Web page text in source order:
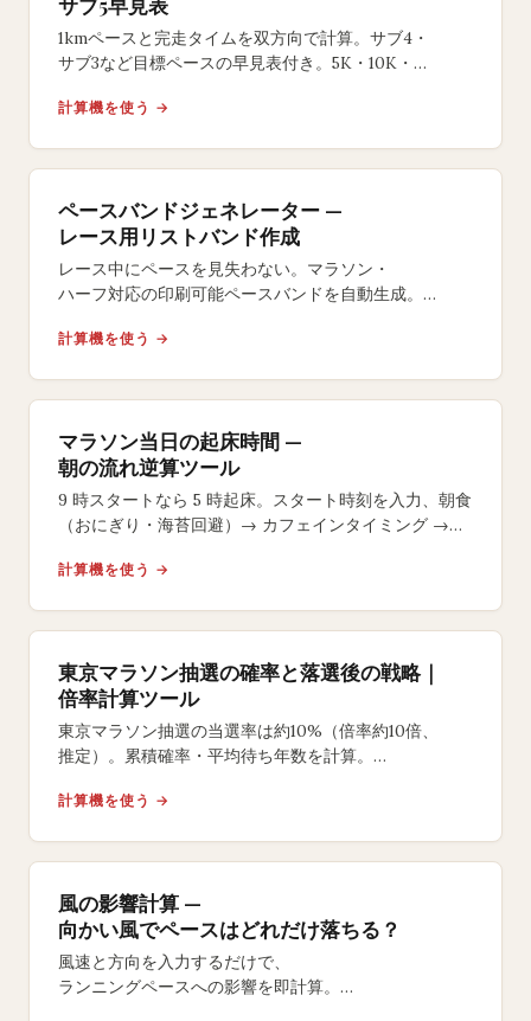
1kmペースと完走タイムを双方向で計算。サブ4・
サブ3など目標ペースの早見表付き。5K・10K・
計算機を使う →
ペースバンドジェネレーター —
レース用リストバンド作成
レース中にペースを見失わない。マラソン・
ハーフ対応の印刷可能ペースバンドを自動生成。
ネガティブスプリット戦略やサイズ選択も自在。
計算機を使う →
マラソン当日の起床時間 —
朝の流れ逆算ツール
9 時スタートなら 5 時起床。スタート時刻を入力、朝食
（おにぎり・海苔回避）→ カフェインタイミング →
計算機を使う →
東京マラソン抽選の確率と落選後の戦略｜
倍率計算ツール
東京マラソン抽選の当選率は約10%（倍率約10倍、
推定）。累積確率・平均待ち年数を計算。
計算機を使う →
風の影響計算 —
向かい風でペースはどれだけ落ちる？
風速と方向を入力するだけで、
ランニングペースへの影響を即計算。